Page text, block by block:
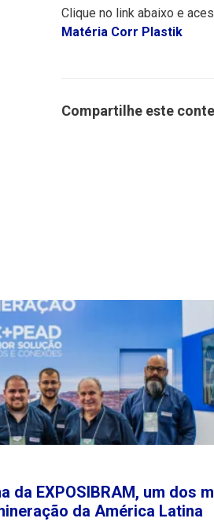
Clique no link abaixo e
Matéria Corr Plastik
Compartilhe este
EXPOSIBRAM, um dos
da América Latina